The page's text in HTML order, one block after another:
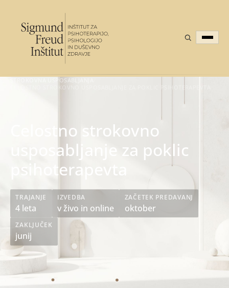
STROKOVNA USPOSABLJANJA
CELOSTNO STROKOVNO USPOSABLJANJE ZA POKLIC PSIHOTERAPEVTA
Celostno strokovno
usposabljanje za poklic
psihoterapevta
TRAJANJE
4 leta
IZVEDBA
v živo in online
ZAČETEK PREDAVANJ
oktober
ZAKLJUČEK
junij